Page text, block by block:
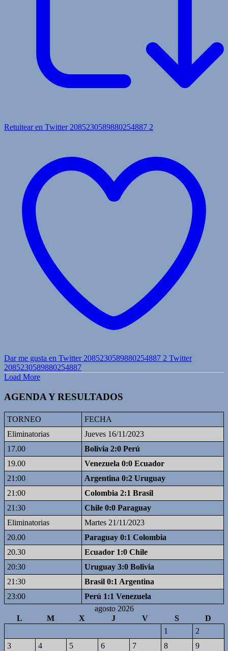
Retuitear en Twitter 2085230589880254887 2
Dar me gusta en Twitter 2085230589880254887 2 Twitter
2085230589880254887
Load More
AGENDA Y RESULTADOS
TORNEO
FECHA
Eliminatorias
Jueves 16/11/2023
17.00
Bolivia 2:0 Perú
19.00
Venezuela 0:0 Ecuador
21:00
Argentina 0:2 Uruguay
21:00
Colombia 2:1 Brasil
21:30
Chile 0:0 Paraguay
Eliminatorias
Martes 21/11/2023
20.00
Paraguay 0:1 Colombia
20.30
Ecuador 1:0 Chile
20:30
Uruguay 3:0 Bolivia
21:30
Brasil 0:1 Argentina
23:00
Perú 1:1 Venezuela
agosto 2026
L
M X J V S
D
1
2
3
4 5 6 7 8
9